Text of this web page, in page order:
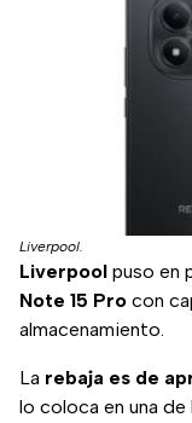
Liverpool.
Liverpool puso en
Note 15 Pro con
almacenamiento.
La rebaja es de
lo coloca en una de